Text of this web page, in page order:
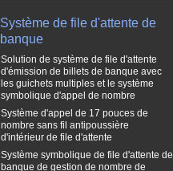
Système de file d'attente de
banque
Solution de système de file d'attente
d'émission de billets de banque avec
les guichets multiples et le système
symbolique d'appel de nombre
Système d'appel de 17 pouces de
nombre sans fil antipoussière
d'intérieur de file d'attente
Système symbolique de file d'attente de
banque de gestion de nombre de